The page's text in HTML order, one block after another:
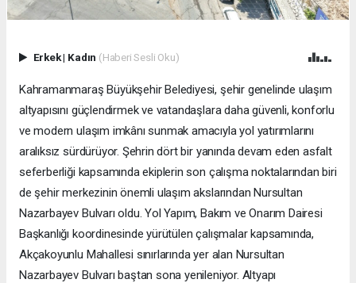
Erkek| Kadın (Haberi Sesli Oku)
Kahramanmaraş Büyükşehir Belediyesi, şehir genelinde ulaşım
altyapısını güçlendirmek ve vatandaşlara daha güvenli, konforlu
ve modern ulaşım imkânı sunmak amacıyla yol yatırımlarını
aralıksız sürdürüyor. Şehrin dört bir yanında devam eden asfalt
seferberliği kapsamında ekiplerin son çalışma noktalarından biri
de şehir merkezinin önemli ulaşım akslarından Nursultan
Nazarbayev Bulvarı oldu. Yol Yapım, Bakım ve Onarım Dairesi
Başkanlığı koordinesinde yürütülen çalışmalar kapsamında,
Akçakoyunlu Mahallesi sınırlarında yer alan Nursultan
Nazarbayev Bulvarı baştan sona yenileniyor. Altyapı